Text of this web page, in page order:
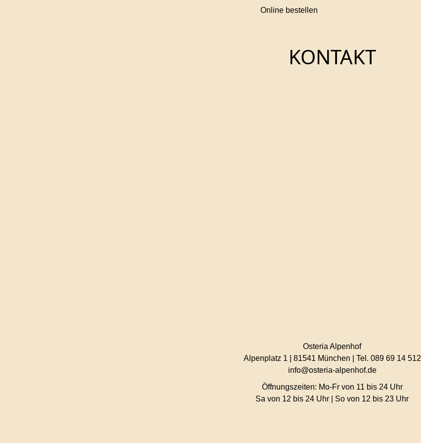
Online bestellen
KONTAKT
Osteria Alpenhof
Alpenplatz 1 | 81541 München | Tel. 089 69 14 512
info@osteria-alpenhof.de
Öffnungszeiten: Mo-Fr von 11 bis 24 Uhr
Sa von 12 bis 24 Uhr | So von 12 bis 23 Uhr